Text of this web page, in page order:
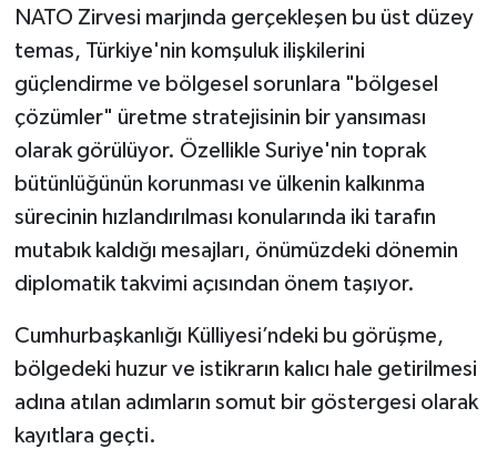
NATO Zirvesi marjında gerçekleşen bu üst düzey
temas, Türkiye'nin komşuluk ilişkilerini
güçlendirme ve bölgesel sorunlara "bölgesel
çözümler" üretme stratejisinin bir yansıması
olarak görülüyor. Özellikle Suriye'nin toprak
bütünlüğünün korunması ve ülkenin kalkınma
sürecinin hızlandırılması konularında iki tarafın
mutabık kaldığı mesajları, önümüzdeki dönemin
diplomatik takvimi açısından önem taşıyor.
Cumhurbaşkanlığı Külliyesi’ndeki bu görüşme,
bölgedeki huzur ve istikrarın kalıcı hale getirilmesi
adına atılan adımların somut bir göstergesi olarak
kayıtlara geçti.